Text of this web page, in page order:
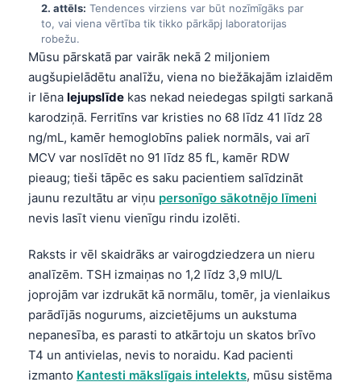
2. attēls: Tendences virziens var būt nozīmīgāks par
to, vai viena vērtība tik tikko pārkāpj laboratorijas
robežu.
Mūsu pārskatā par vairāk nekā 2 miljoniem
augšupielādētu analīžu, viena no biežākajām izlaidēm
ir lēna lejupslīde kas nekad neiedegas spilgti sarkanā
karodziņā. Ferritīns var kristies no 68 līdz 41 līdz 28
ng/mL, kamēr hemoglobīns paliek normāls, vai arī
MCV var noslīdēt no 91 līdz 85 fL, kamēr RDW
pieaug; tieši tāpēc es saku pacientiem salīdzināt
jaunu rezultātu ar viņu personīgo sākotnējo līmeni
nevis lasīt vienu vienīgu rindu izolēti.
Raksts ir vēl skaidrāks ar vairogdziedzera un nieru
analīzēm. TSH izmaiņas no 1,2 līdz 3,9 mIU/L
joprojām var izdrukāt kā normālu, tomēr, ja vienlaikus
parādījās nogurums, aizcietējums un aukstuma
nepanesība, es parasti to atkārtoju un skatos brīvo
T4 un antivielas, nevis to noraidu. Kad pacienti
izmanto Kantesti mākslīgais intelekts, mūsu sistēma